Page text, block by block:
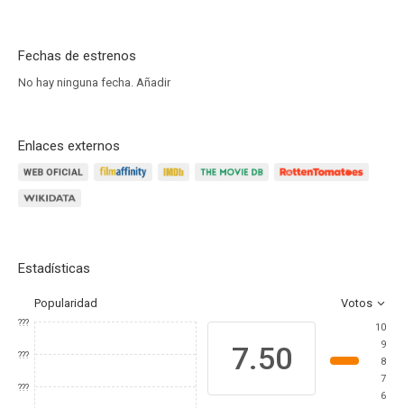
Fechas de estrenos
No hay ninguna fecha. Añadir
Enlaces externos
Estadísticas
Popularidad Votos
???
???
???
7.50
10
9
8
7
6